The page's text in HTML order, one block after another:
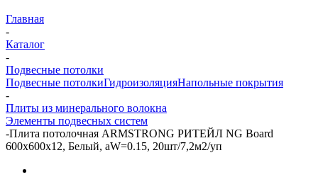
Главная
-
Каталог
-
Подвесные потолки
Подвесные потолкиГидроизоляцияНапольные покрытия
-
Плиты из минерального волокна
Элементы подвесных систем
-Плита потолочная ARMSTRONG РИТЕЙЛ NG Board
600x600x12, Белый, aW=0.15, 20шт/7,2м2/уп